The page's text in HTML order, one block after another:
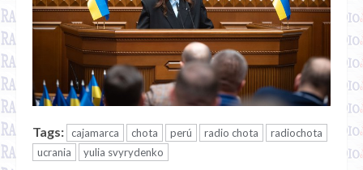
Tags: cajamarca chota perú radio chota
radiochota
ucrania
yulia svyrydenko